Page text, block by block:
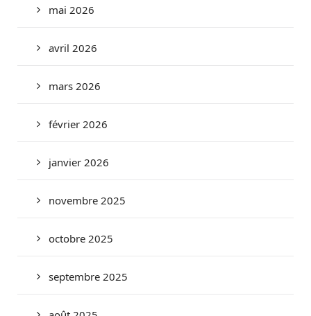
mai 2026
avril 2026
mars 2026
février 2026
janvier 2026
novembre 2025
octobre 2025
septembre 2025